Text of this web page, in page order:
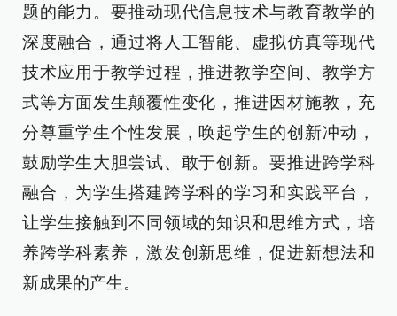
题的能力。要推动现代信息技术与教育教学的
深度融合，通过将人工智能、虚拟仿真等现代
技术应用于教学过程，推进教学空间、教学方
式等方面发生颠覆性变化，推进因材施教，充
分尊重学生个性发展，唤起学生的创新冲动，
鼓励学生大胆尝试、敢于创新。要推进跨学科
融合，为学生搭建跨学科的学习和实践平台，
让学生接触到不同领域的知识和思维方式，培
养跨学科素养，激发创新思维，促进新想法和
新成果的产生。